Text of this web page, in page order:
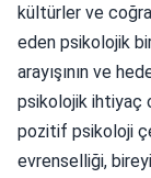
kültürler ve
eden psikolojik
arayışının ve
psikolojik ihtiyaç
pozitif psikoloji
evrenselliği,